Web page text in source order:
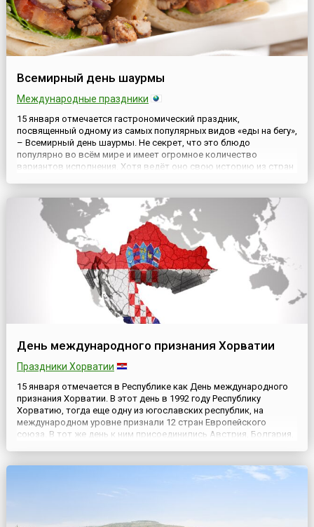
Всемирный день шаурмы
Международные праздники
15 января отмечается гастрономический праздник,
посвященный одному из самых популярных видов «еды на бегу»,
– Всемирный день шаурмы. Не секрет, что это блюдо
популярно во всём мире и имеет огромное количество
вариантов исполнения. Хотя ведёт оно свою историю из стран
шауа́рма) – ...
День международного признания Хорватии
Праздники Хорватии
15 января отмечается в Республике как День международного
признания Хорватии. В этот день в 1992 году Республику
Хорватию, тогда еще одну из югославских республик, на
международном уровне признали 12 стран Европейского
союза. В тот же день к ним присоединились Австрия, Болгария,